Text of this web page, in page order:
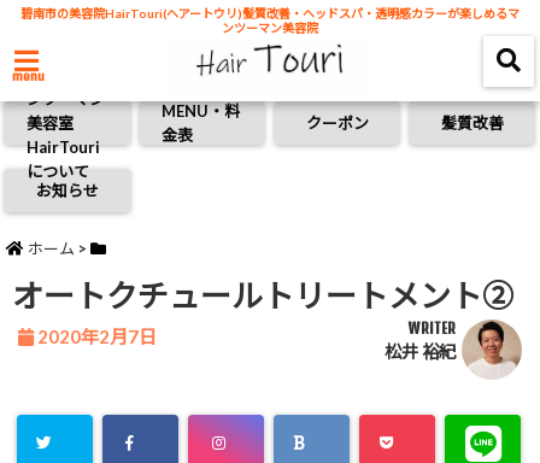
碧南市の美容院HairTouri(ヘアートウリ)髪質改善・ヘッドスパ・透明感カラーが楽しめるマ
ンツーマン美容院
menu碧南市のマ
ンツーマン
美容室
HairTouri
について
MENU・料
金表
クーポン 髪質改善
お知らせ
ホーム >
オートクチュールトリートメント②
2020年2月7日 WRITER
松井 裕紀